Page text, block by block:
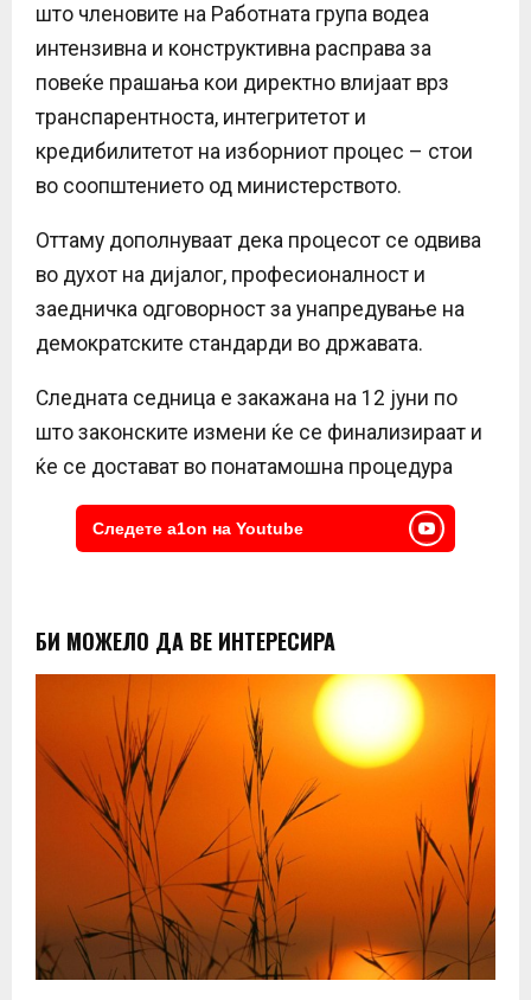
што членовите на Работната група водеа
интензивна и конструктивна расправа за
повеќе прашања кои директно влијаат врз
транспарентноста, интегритетот и
кредибилитетот на изборниот процес – стои
во соопштението од министерството.
Оттаму дополнуваат дека процесот се одвива
во духот на дијалог, професионалност и
заедничка одговорност за унапредување на
демократските стандарди во државата.
Следната седница е закажана на 12 јуни по
што законските измени ќе се финализираат и
ќе се достават во понатамошна процедура
Следете a1on на Youtube
БИ МОЖЕЛО ДА ВЕ ИНТЕРЕСИРА